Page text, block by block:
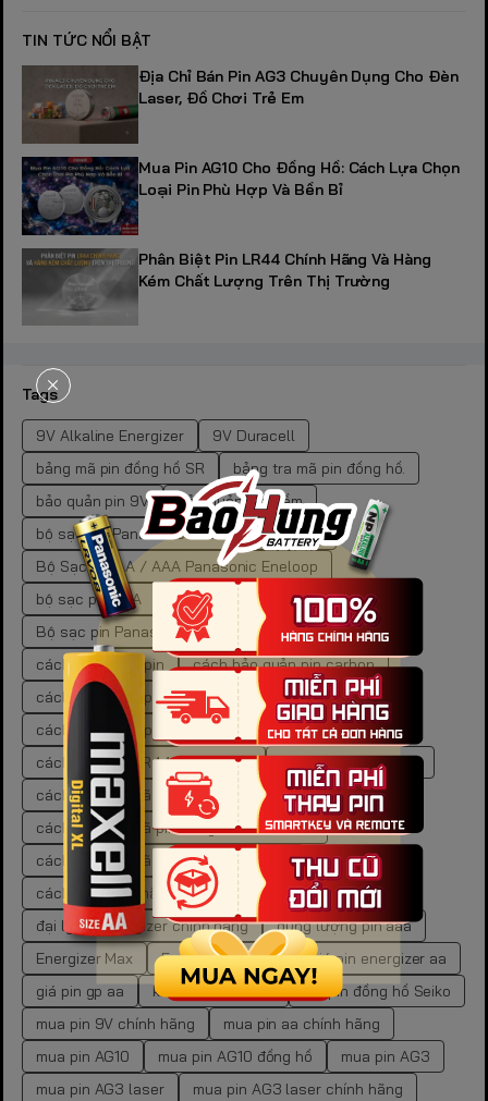
TIN TỨC NỔI BẬT
Địa Chỉ Bán Pin AG3 Chuyên Dụng Cho Đèn
Laser, Đồ Chơi Trẻ Em
Mua Pin AG10 Cho Đồng Hồ: Cách Lựa Chọn
Loại Pin Phù Hợp Và Bền Bỉ
Phân Biệt Pin LR44 Chính Hãng Và Hàng
Kém Chất Lượng Trên Thị Trường
Tags
9V Alkaline Energizer
9V Duracell
bảng mã pin đồng hồ SR
bảng tra mã pin đồng hồ.
bảo quản pin 9V
bảo quản pin kiềm
bộ sạc pin Panasonic Eneloop BQ-CC51E
Bộ Sạc Pin AA / AAA Panasonic Eneloop
bộ sạc pin AAA
bộ sạc pin đa năng cho gia đình
Bộ sạc pin Panasonic Eneloop BQ-CC55E
cách bảo quản pin
cách bảo quản pin carbon
cách bảo quản pin cr
cách bảo quản pin kẽm
cách bảo quản pin than
cách lưu trữ pin
cách mua pin LR44 chính hãng
cách tra cứu mã pin
cách tra cứu mã pin đồng hồ
cách tra cứu mã pin đồng hồ chuẩn xác
cách tra cứu mã pin đồng hồ tại nhà
cách xác định mã pin đồng hồ
đại lý pin energizer chính hãng
dung lượng pin aaa
Energizer Max
Energizer Max AA
giá pin energizer aa
giá pin gp aa
kích thước pin aa
mã pin đồng hồ Seiko
mua pin 9V chính hãng
mua pin aa chính hãng
mua pin AG10
mua pin AG10 đồng hồ
mua pin AG3
mua pin AG3 laser
mua pin AG3 laser chính hãng